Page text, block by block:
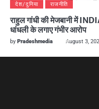
देश/दुनिया राजनीति
राहुल गांधी की मेजबानी में
धांधली के लगाए गंभीर आरोप
by Pradeshmedia August 3,